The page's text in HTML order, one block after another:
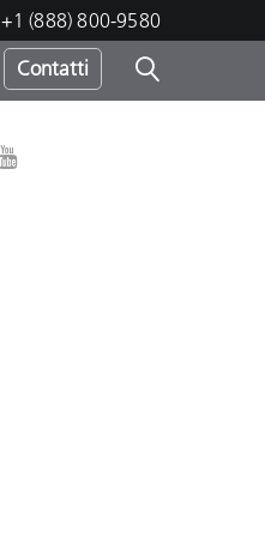
+1 (888) 800-9580
Contatti